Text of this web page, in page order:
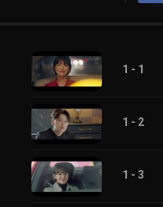
1 - 1
1 - 2
1 - 3